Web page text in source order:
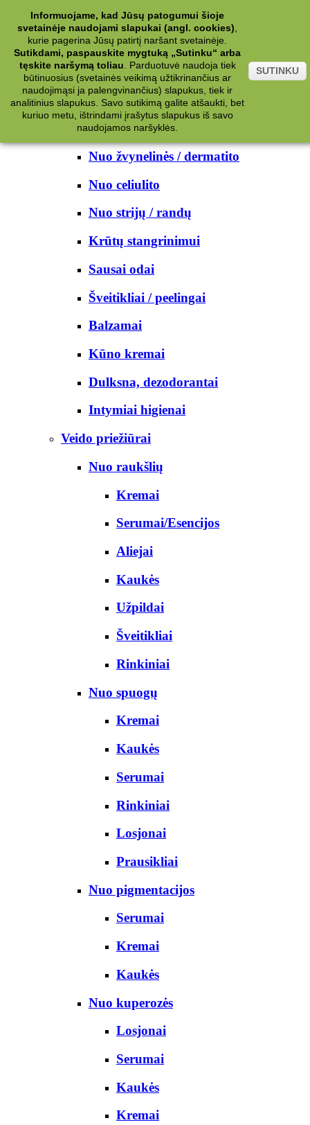
Kategorijos
Kosmetika
Kūno priežiūrai
Nuo prakaito
Kūno prausikliai
Nuo žvynelinės / dermatito
Nuo celiulito
Nuo strijų / randų
Krūtų stangrinimui
Sausai odai
Šveitikliai / peelingai
Balzamai
Kūno kremai
Dulksna, dezodorantai
Intymiai higienai
Veido priežiūrai
Nuo raukšlių
Kremai
Serumai/Esencijos
Aliejai
Kaukės
Užpildai
Šveitikliai
Rinkiniai
Nuo spuogų
Kremai
Kaukės
Serumai
Rinkiniai
Losjonai
Prausikliai
Nuo pigmentacijos
Serumai
Kremai
Kaukės
Nuo kuperozės
Losjonai
Serumai
Kaukės
Kremai
Informuojame, kad Jūsų patogumui šioje
svetainėje naudojami slapukai (angl. cookies)
kurie pagerina Jūsų patirtį naršant svetainėje.
Sutikdami, paspauskite mygtuką „Sutinku“ arba
tęskite naršymą toliau
Parduotuvė naudoja tiek
būtinuosius (svetainės veikimą užtikrinančius ar
naudojimąsi ja palengvinančius) slapukus, tiek ir
analitinius slapukus. Savo sutikimą galite atšaukti, bet
kuriuo metu, ištrindami įrašytus slapukus iš savo
naudojamos naršyklės.
SUTINKU